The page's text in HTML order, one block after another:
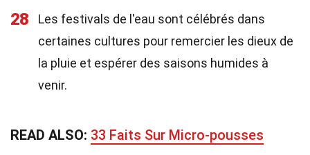
28
Les festivals de l'eau sont célébrés dans
certaines cultures pour remercier les dieux de
la pluie et espérer des saisons humides à
venir.
READ ALSO: 33 Faits Sur Micro-pousses